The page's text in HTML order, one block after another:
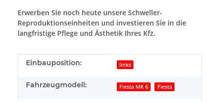
Erwerben Sie noch heute unsere Schweller-
Reproduktionseinheiten und investieren Sie in die
langfristige Pflege und Ästhetik Ihres Kfz.
Produkteigenschaft
Wert
Einbauposition: links
Fahrzeugmodell: Fiesta MK 6 Fiesta